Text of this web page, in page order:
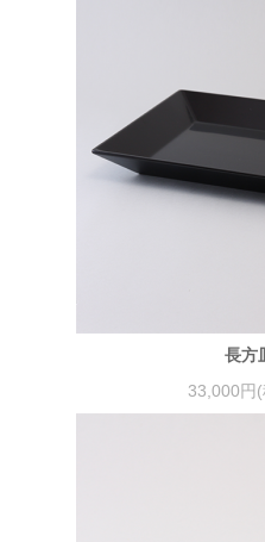
長
33,000円